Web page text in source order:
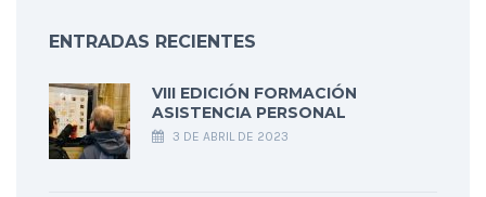
ENTRADAS RECIENTES
VIII EDICIÓN FORMACIÓN
ASISTENCIA PERSONAL
3 DE ABRIL DE 2023